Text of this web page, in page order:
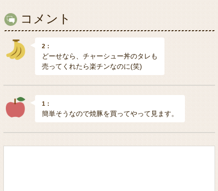
コメント
2：
どーせなら、チャーシュー丼のタレも
売ってくれたら楽チンなのに(笑)
1：
簡単そうなので焼豚を買ってやって見ます。